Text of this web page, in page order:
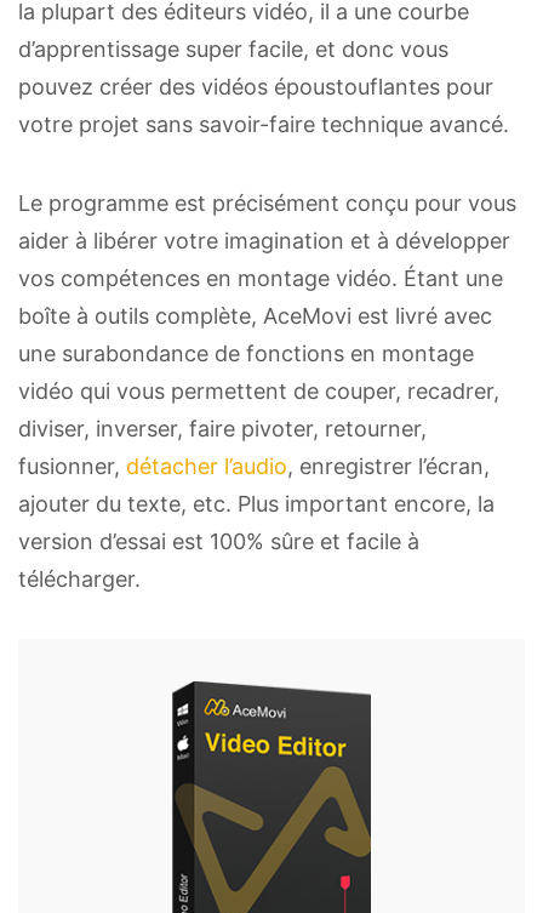
la plupart des éditeurs vidéo, il a une courbe
d’apprentissage super facile, et donc vous
pouvez créer des vidéos époustouflantes pour
votre projet sans savoir-faire technique avancé.
Le programme est précisément conçu pour vous
aider à libérer votre imagination et à développer
vos compétences en montage vidéo. Étant une
boîte à outils complète, AceMovi est livré avec
une surabondance de fonctions en montage
vidéo qui vous permettent de couper, recadrer,
diviser, inverser, faire pivoter, retourner,
fusionner, détacher l’audio, enregistrer l’écran,
ajouter du texte, etc. Plus important encore, la
version d’essai est 100% sûre et facile à
télécharger.